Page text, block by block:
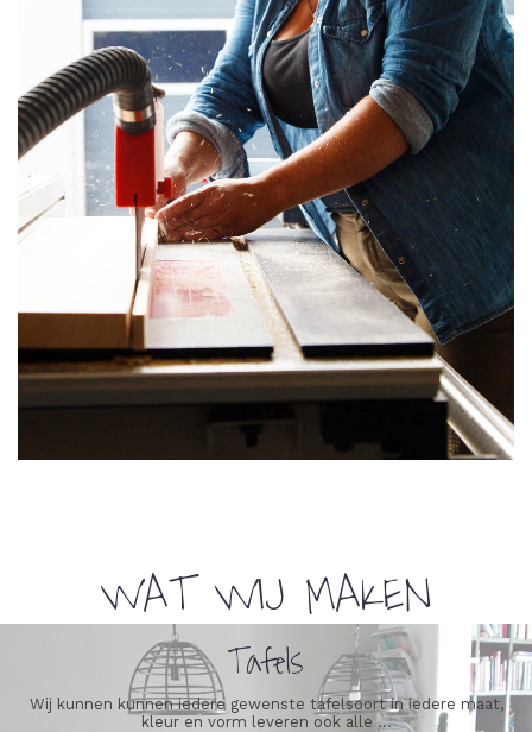
WAT WIJ MAKEN
Tafels
Wij kunnen kunnen iedere gewenste tafelsoort in iedere maat,
kleur en vorm leveren ook alle ...